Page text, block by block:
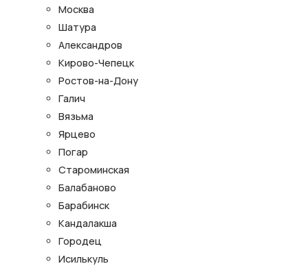
Москва
Шатура
Александров
Кирово-Чепецк
Ростов-на-Дону
Галич
Вязьма
Ярцево
Погар
Староминская
Балабаново
Барабинск
Кандалакша
Городец
Исилькуль